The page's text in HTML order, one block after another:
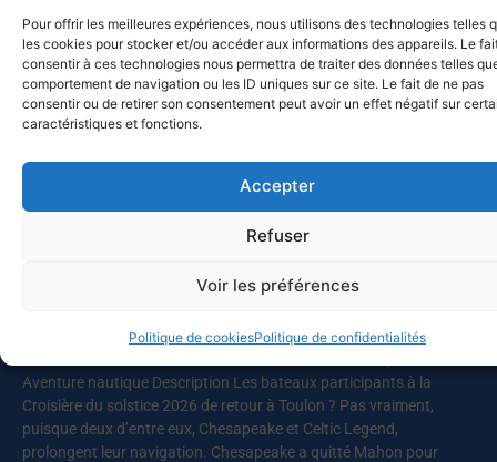
Pour offrir les meilleures expériences, nous utilisons des technologies telles
les cookies pour stocker et/ou accéder aux informations des appareils. Le
consentir à ces technologies nous permettra de traiter des données telles
comportement de navigation ou les ID uniques sur ce site. Le fait de ne pas
consentir ou de retirer son consentement peut avoir un effet négatif sur
caractéristiques et fonctions.
Accepter
Refuser
Voir les préférences
Politique de cookiesPolitique de confidentialités
L’ensemble des skippers décide donc d’appareiller rapidement,
pour profiter de conditions maniables avant le renforcement du
vent prévu en milieu de journée. Ce sont au total près de cinquante
personnes qui prennent
MED-SOL-26 – Retour au port
Published 10/07/2026 – 4 semaines ago Catégories ACTUALITE /
NAUTIQUES / AVENTURES EN COURS AVENTURES NAUTIQUES
Aventure nautique Description Les bateaux participants à la
Croisière du solstice 2026 de retour à Toulon ? Pas vraiment,
puisque deux d’entre eux, Chesapeake et Celtic Legend,
prolongent leur navigation. Chesapeake a quitté Mahon pour